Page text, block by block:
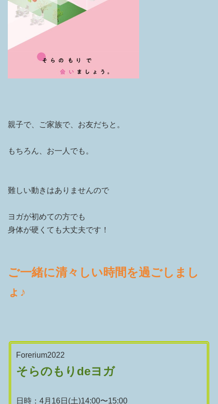
親子で、ご家族で、お友だちと。
もちろん、お一人でも。
難しい動きはありませんので
ヨガが初めての方でも
身体が硬くても大丈夫です！
ご一緒に清々しい時間を過ごしまし
ょ♪
Forerium2022
そらのもりdeヨガ
日時：4月16日(土)14:00〜15:00